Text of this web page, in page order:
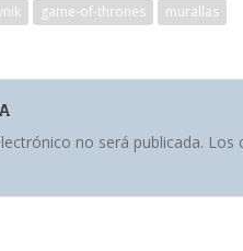
game-of-thrones murallas
no será publicada. Los